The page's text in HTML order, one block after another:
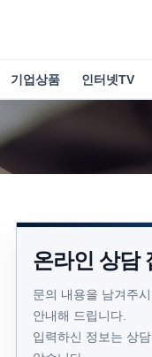
기업상품 인터넷TV
온라인 상담
문의 내용을 남겨주
안내해 드립니다.
입력하신 정보는 상